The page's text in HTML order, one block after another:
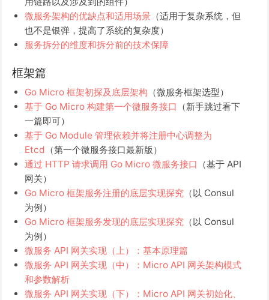
微服务架构的优缺点和适用场景（适用于复杂系统，但
也不是银弹，提高了系统的复杂度）
服务拆分的维度和拆分前的技术保障
框架篇
Go Micro 框架初探及底层架构 （微服务框架选型）
基于 Go Micro 构建第一个微服务接口 （新手跳过看下
一篇即可）
基于 Go Module 管理依赖并将注册中心调整为
Etcd （第一个微服务接口最新版）
通过 HTTP 请求调用 Go Micro 微服务接口 （基于 API
网关）
Go Micro 框架服务注册的底层实现探究 （以 Consul
为例）
Go Micro 框架服务发现的底层实现探究 （以 Consul
为例）
微服务 API 网关实现（上）：基本原理篇
微服务 API 网关实现（中）：Micro API 网关架构模式
和参数解析
微服务 API 网关实现（下）：Micro API 网关初始化、